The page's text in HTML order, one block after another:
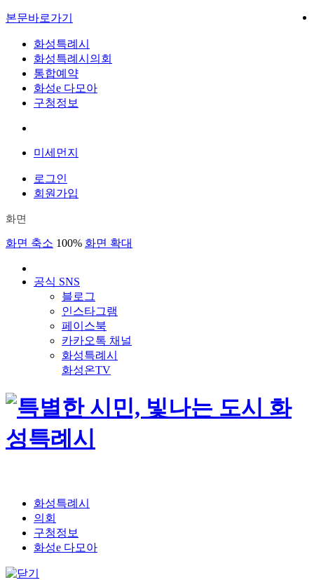
본문바로가기
화성특례시
화성특례시의회
통합예약
화성e 다모아
구청정보
미세먼지
로그인
회원가입
화면
화면 축소 100% 화면 확대
공식 SNS
블로그
인스타그램
페이스북
카카오톡 채널
화성특례시
화성온TV
화성특례시
의회
구청정보
화성e 다모아